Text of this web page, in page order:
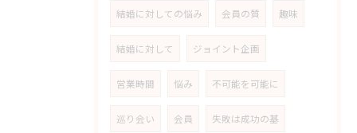
結婚に対しての悩み 会員の質 趣味
結婚に対して ジョイント企画
営業時間 悩み 不可能を可能に
巡り会い 会員 失敗は成功の基